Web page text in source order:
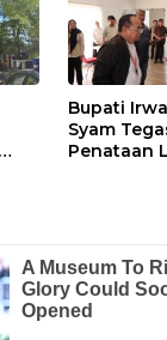
Bupati
Syam
Penataan